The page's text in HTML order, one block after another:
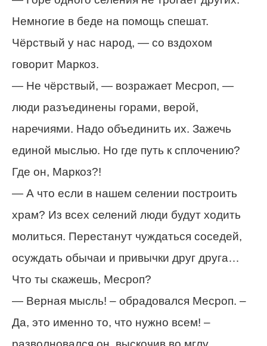
Немногие в беде на помощь спешат.
Чёрствый у нас народ, — со вздохом
говорит Маркоз.
— Не чёрствый, — возражает Месроп, —
люди разъединены горами, верой,
наречиями. Надо объединить их. Зажечь
единой мыслью. Но где путь к сплочению?
Где он, Маркоз?!
— А что если в нашем селении построить
храм? Из всех селений люди будут ходить
молиться. Перестанут чуждаться соседей,
осуждать обычаи и привычки друг друга…
Что ты скажешь, Месроп?
— Верная мысль! – обрадовался Месроп. –
Да, это именно то, что нужно всем! –